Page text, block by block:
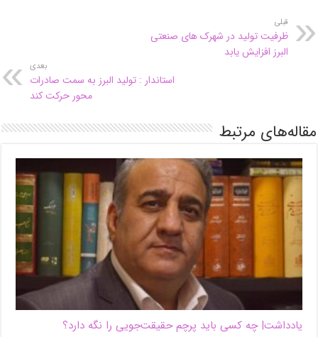
قبلی
ظرفیت تولید در شهرک های صنعتی
البرز افزایش یابد
بعدی
استاندار : تولید البرز به سمت صادرات
محور حرکت کند
مقاله‌های مرتبط
یادداشت| ‌چه کسی باید پرچم حقیقت‌جویی را نگه دارد؟